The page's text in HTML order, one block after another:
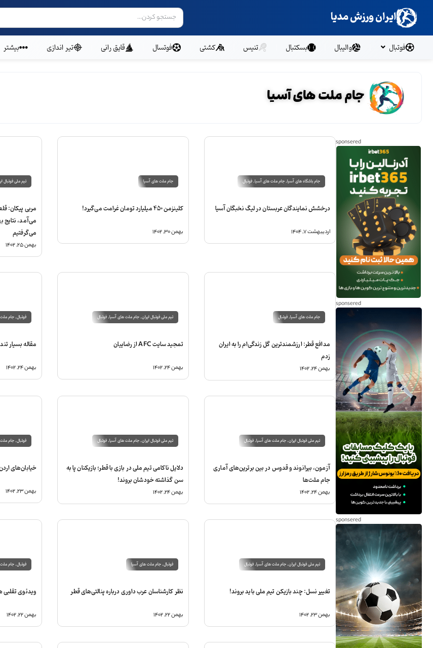
ایران ورزش مدیا
فوتبال والیبال بسکتبال تنیس کشتی فوتسال قایق رانی تیر اندازی بیشتر
جام ملت های آسیا
جام باشگاه های آسیا,جام ملت های آسیا,فوتبال
درخشش نمایندگان عربستان در لیگ نخبگان آسیا
اردیبهشت ۷, ۱۴۰۴
جام ملت های آسیا
کلینزمن 450 میلیارد تومان غرامت می‌گیرد!
بهمن ۳۰, ۱۴۰۲
تیم ملی فوتبال
می‌آمد، نتایج
می‌گرفتیم
بهمن ۲۵, ۱۴۰۲
جام ملت های آسیا,فوتبال
مدافع قطر: ارزشمندترین گل زندگی‌ام را به ایران
زدم
بهمن ۲۴, ۱۴۰۲
تیم ملی فوتبال ایران,جام ملت های آسیا,فوتبال
تمجید سایت AFC از رضاییان
بهمن ۲۴, ۱۴۰۲
فوتبال,جام
مقاله بسیار
بهمن ۲۴, ۱۴۰۲
تیم ملی فوتبال ایران,جام ملت های آسیا,فوتبال
آزمون، بیرانوند و قدوس در بین برترین‌های آماری
جام ملت‌ها
بهمن ۲۴, ۱۴۰۲
تیم ملی فوتبال ایران,جام ملت های آسیا,فوتبال
دلایل ناکامی تیم ملی در بازی با قطر؛ بازیکنان پا به
سن گذاشته خودشان بروند!
بهمن ۲۴, ۱۴۰۲
فوتبال,جام
خیابان‌های
بهمن ۲۳, ۱۴۰۲
تیم ملی فوتبال ایران,جام ملت های آسیا,فوتبال
تغییر نسل: چند بازیکن تیم ملی باید بروند!
بهمن ۲۳, ۱۴۰۲
فوتبال,جام ملت های آسیا
نظر کارشناسان عرب داوری درباره پنالتی‌های قطر
بهمن ۲۲, ۱۴۰۲
فوتبال,جام
ویدئوی تقلبی
بهمن ۲۲, ۱۴۰۲